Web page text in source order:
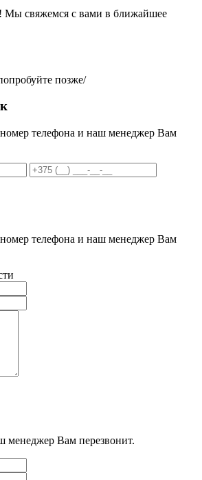
Мы свяжемся с вами в ближайшее
позже/
телефона и наш менеджер Вам
телефона и наш менеджер Вам
менеджер Вам перезвонит.